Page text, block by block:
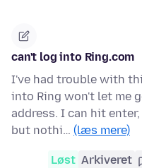
can't log into Ring.com
I've had trouble with
into Ring won't let me
address. I can hit
but nothi… (læs mere)
Løst Arkiveret